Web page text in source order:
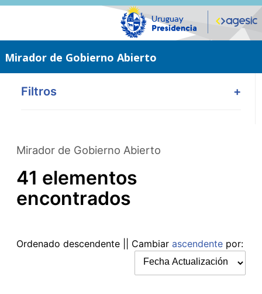
Saltar
Mirador de Gobierno Abierto
Filtros +
Mirador de Gobierno Abierto
41 elementos
encontrados
Ordenado descendente || Cambiar ascendente por: